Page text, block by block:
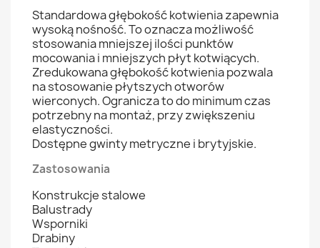
Standardowa głębokość kotwienia zapewnia
wysoką nośność. To oznacza możliwość
stosowania mniejszej ilości punktów
mocowania i mniejszych płyt kotwiących.
Zredukowana głębokość kotwienia pozwala
na stosowanie płytszych otworów
wierconych. Ogranicza to do minimum czas
potrzebny na montaż, przy zwiększeniu
elastyczności.
Dostępne gwinty metryczne i brytyjskie.
Zastosowania
Konstrukcje stalowe
Balustrady
Wsporniki
Drabiny